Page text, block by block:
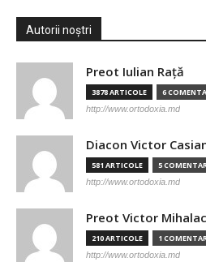
Autorii noștri
Preot Iulian Raţă
3878 ARTICOLE 6
http://www.ortodoxia.md
Diacon Victor
581 ARTICOLE 5
http://www.ortodoxia.md
Preot Victor
210 ARTICOLE 1
http://www.ortodoxia.md